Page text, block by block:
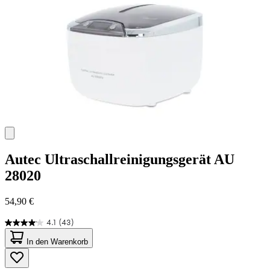
Autec Ultraschallreinigungsgerät AU
28020
54,90 €
4.1 (43)
4.1
von
5
Sternen.
43
In den Warenkorb